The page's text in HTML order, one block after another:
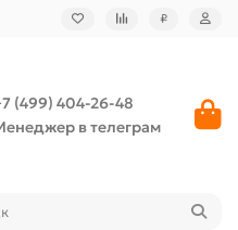
₽
(499) 404-26-48
в телеграм